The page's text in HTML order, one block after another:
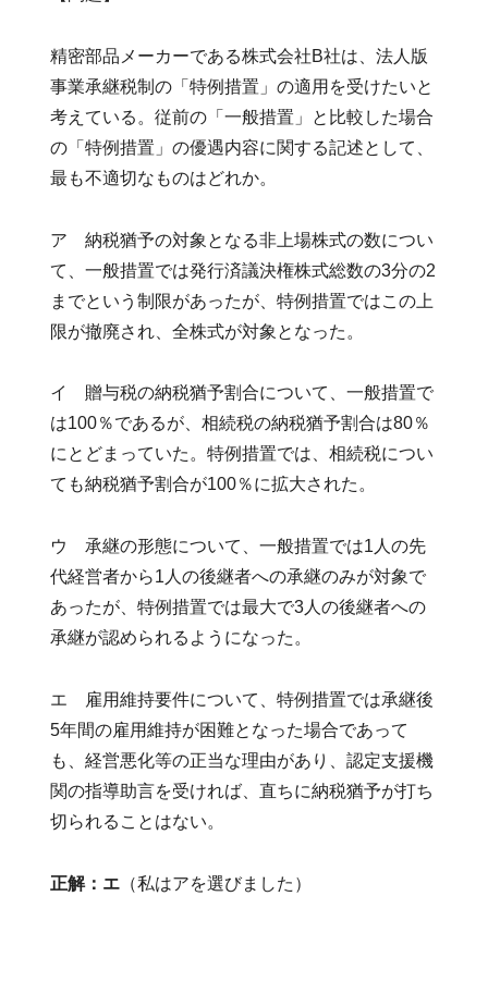
精密部品メーカーである株式会社B社は、法人版
事業承継税制の「特例措置」の適用を受けたいと
考えている。従前の「一般措置」と比較した場合
の「特例措置」の優遇内容に関する記述として、
最も不適切なものはどれか。
ア 納税猶予の対象となる非上場株式の数につい
て、一般措置では発行済議決権株式総数の3分の2
までという制限があったが、特例措置ではこの上
限が撤廃され、全株式が対象となった。
イ 贈与税の納税猶予割合について、一般措置で
は100％であるが、相続税の納税猶予割合は80％
にとどまっていた。特例措置では、相続税につい
ても納税猶予割合が100％に拡大された。
ウ 承継の形態について、一般措置では1人の先
代経営者から1人の後継者への承継のみが対象で
あったが、特例措置では最大で3人の後継者への
承継が認められるようになった。
エ 雇用維持要件について、特例措置では承継後
5年間の雇用維持が困難となった場合であって
も、経営悪化等の正当な理由があり、認定支援機
関の指導助言を受ければ、直ちに納税猶予が打ち
切られることはない。
正解：エ（私はアを選びました）